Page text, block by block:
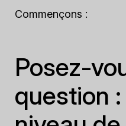
Commençons :
Posez-
question